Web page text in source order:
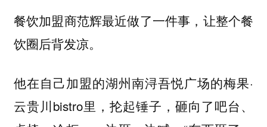
餐饮加盟商范辉最近做了一件事，让整个餐
饮圈后背发凉。
他在自己加盟的湖州南浔吾悦广场的梅果·
云贵川bistro里，抡起锤子，砸向了吧台、